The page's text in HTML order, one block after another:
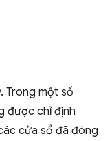
Trong một số
được chỉ định
cửa sổ đã đóng